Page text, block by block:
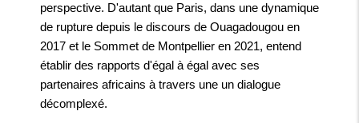
perspective. D'autant que Paris, dans une dynamique
de rupture depuis le discours de Ouagadougou en
2017 et le Sommet de Montpellier en 2021, entend
établir des rapports d'égal à égal avec ses
partenaires africains à travers une un dialogue
décomplexé.